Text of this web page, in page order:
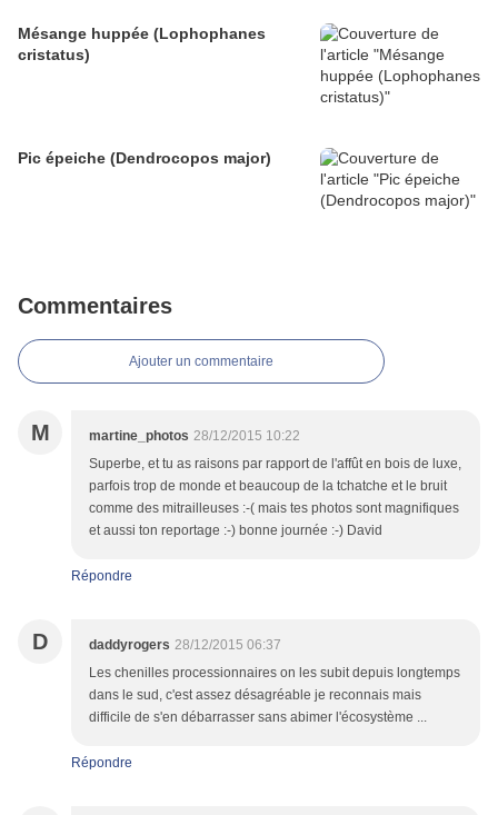
Mésange huppée (Lophophanes
cristatus)
Pic épeiche (Dendrocopos major)
Commentaires
Ajouter un commentaire
M martine_photos 28/12/2015 10:22
Superbe, et tu as raisons par rapport de l'affût en bois de luxe,
parfois trop de monde et beaucoup de la tchatche et le bruit
comme des mitrailleuses :-( mais tes photos sont magnifiques
et aussi ton reportage :-) bonne journée :-) David
Répondre
D daddyrogers 28/12/2015 06:37
Les chenilles processionnaires on les subit depuis longtemps
dans le sud, c'est assez désagréable je reconnais mais
difficile de s'en débarrasser sans abimer l'écosystème ...
Répondre